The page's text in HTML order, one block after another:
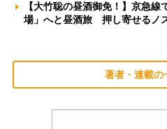
【大竹聡の昼酒御免！】京急
場」へと昼酒旅 押し寄せるノ
著者・連載の